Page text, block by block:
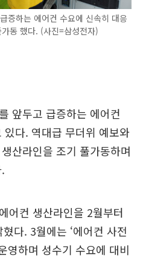
증하는 에어컨 수요에 신속히 대응
동 했다. (사진=삼성전자)
앞두고 급증하는 에어컨
다. 역대급 무더위 예보와
산라인을 조기 풀가동하며
어컨 생산라인을 2월부터
다. 3월에는 ‘에어컨 사전
영하며 성수기 수요에 대비